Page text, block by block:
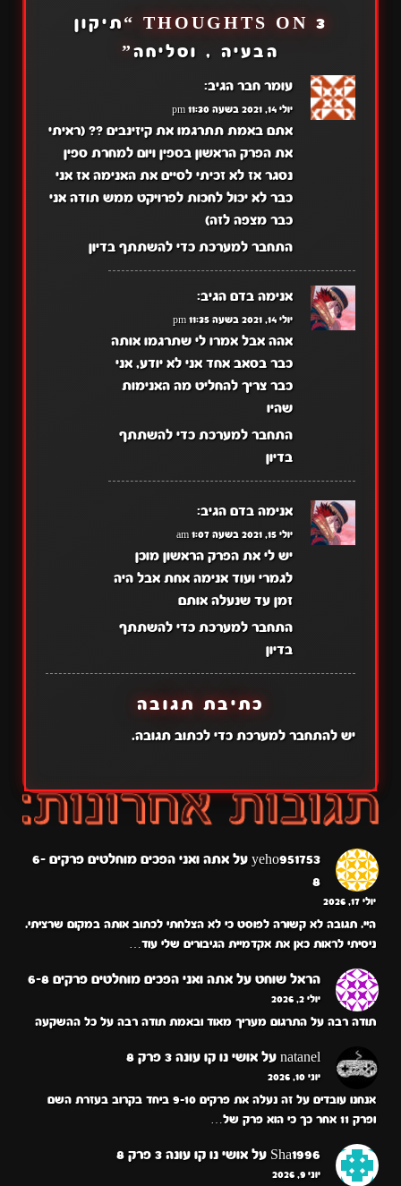
3 THOUGHTS ON “
תיקון
הבעיה , וסליחה ”
עומר חבר הגיב:
יולי 14, 2021 בשעה 11:30 pm
אתם באמת תתרגמו את קיזינבים ?? (ראיתי
את הפרק הראשון בספין ויום למחרת ספין
נסגר אז לא זכיתי לסיים את האנימה אז אני
כבר לא יכול לחכות לפרויקט ממש תודה אני
כבר מצפה לזה)
התחבר למערכת כדי להשתתף בדיון
אנימה בדם הגיב:
יולי 14, 2021 בשעה 11:35 pm
אהה אבל אמרו לי שתרגמו אותה
כבר בסאב אחד אני לא יודע, אני
כבר צריך להחליט מה האנימות
שהיו
התחבר למערכת כדי להשתתף
בדיון
אנימה בדם הגיב:
יולי 15, 2021 בשעה 1:07 am
יש לי את הפרק הראשון מוכן
לגמרי ועוד אנימה אחת אבל היה
זמן עד שנעלה אותם
התחבר למערכת כדי להשתתף
בדיון
כתיבת תגובה
יש להתחבר למערכתכדי לכתוב תגובה.
yeho951753 על
אתה ואני הפכים מוחלטים פרקים 6-
8
יולי 17, 2026
היי. תגובה לא קשורה לפוסט כי לא הצלחתי לכתוב אותה במקום שרציתי.
ניסיתי לראות כאן את אקדמיית הגיבורים שלי עוד…
הראל שוחט על אתה ואני הפכים מוחלטים פרקים 6-8
יולי 2, 2026
תודה רבה על התרגום מעריך מאוד ובאמת תודה רבה על כל ההשקעה
natanel על אושי נו קו עונה 3 פרק 8
יוני 10, 2026
אנחנו עובדים על זה נעלה את פרקים 9-10 ביחד בקרוב בעזרת השם
ופרק 11 אחר כך כי הוא פרק של…
Sha1996 על אושי נו קו עונה 3 פרק 8
יוני 9, 2026